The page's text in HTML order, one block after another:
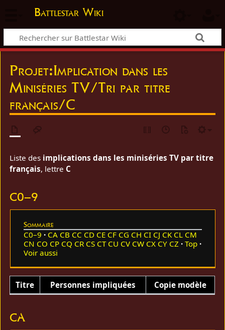
Battlestar Wiki
Projet:Implication dans les
Miniséries TV/Tri par titre
français/C
Liste des implications dans les miniséries TV par titre
français, lettre C
C0–9
Sommaire
C0–9 CA CB CC CD CE CF CG CH CI CJ CK CL CM
CN CO CP CQ CR CS CT CU CV CW CX CY CZ
Top
Voir aussi
Titre Personnes impliquées Copie modèle
CA